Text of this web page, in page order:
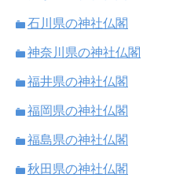
石川県の神社仏閣
神奈川県の神社仏閣
福井県の神社仏閣
福岡県の神社仏閣
福島県の神社仏閣
秋田県の神社仏閣